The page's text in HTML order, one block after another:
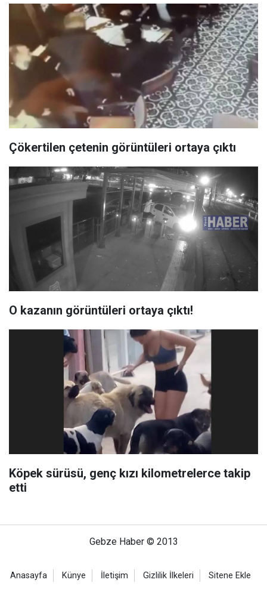
Çökertilen çetenin görüntüleri ortaya çıktı
O kazanın görüntüleri ortaya çıktı!
Köpek sürüsü, genç kızı kilometrelerce takip
etti
Gebze Haber © 2013
Anasayfa Künye İletişim Gizlilik İlkeleri Sitene Ekle